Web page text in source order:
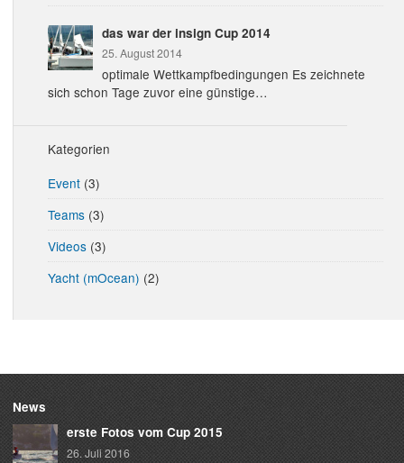
das war der insign Cup 2014
25. August 2014
optimale Wettkampfbedingungen Es zeichnete
sich schon Tage zuvor eine günstige…
Kategorien
Event(3)
Teams(3)
Videos(3)
Yacht (mOcean) (2)
News
erste Fotos vom Cup 2015
26. Juli 2016